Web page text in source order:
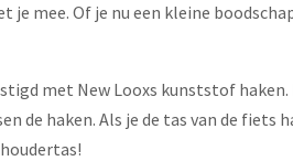
je mee. Of je nu een kleine
met New Looxs kunststof
haken. Als je de tas van de fiets